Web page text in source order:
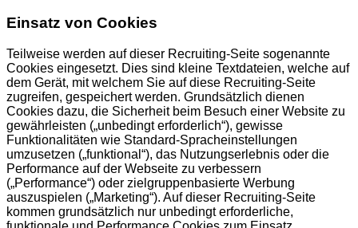
Einsatz von Cookies
Teilweise werden auf dieser Recruiting-Seite sogenannte
Cookies eingesetzt. Dies sind kleine Textdateien, welche auf
dem Gerät, mit welchem Sie auf diese Recruiting-Seite
zugreifen, gespeichert werden. Grundsätzlich dienen
Cookies dazu, die Sicherheit beim Besuch einer Website zu
gewährleisten („unbedingt erforderlich“), gewisse
Funktionalitäten wie Standard-Spracheinstellungen
umzusetzen („funktional“), das Nutzungserlebnis oder die
Performance auf der Webseite zu verbessern
(„Performance“) oder zielgruppenbasierte Werbung
auszuspielen („Marketing“). Auf dieser Recruiting-Seite
kommen grundsätzlich nur unbedingt erforderliche,